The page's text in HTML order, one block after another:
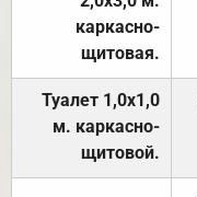
каркасно-
щитовая.
Туалет 1,0х1,0
м. каркасно-
щитовой.